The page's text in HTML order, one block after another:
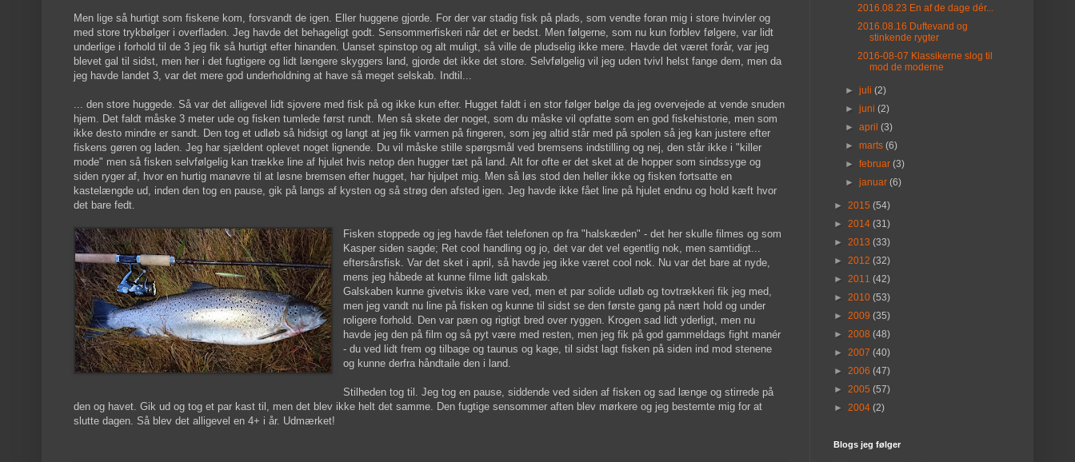
Men lige så hurtigt som fiskene kom, forsvandt de igen. Eller huggene gjorde. For der var stadig fisk på plads, som vendte foran mig i store hvirvler og
med store trykbølger i overfladen. Jeg havde det behageligt godt. Sensommerfiskeri når det er bedst. Men følgerne, som nu kun forblev følgere, var lidt
underlige i forhold til de 3 jeg fik så hurtigt efter hinanden. Uanset spinstop og alt muligt, så ville de pludselig ikke mere. Havde det været forår, var jeg
blevet gal til sidst, men her i det fugtigere og lidt længere skyggers land, gjorde det ikke det store. Selvfølgelig vil jeg uden tvivl helst fange dem, men da
jeg havde landet 3, var det mere god underholdning at have så meget selskab. Indtil...
... den store huggede. Så var det alligevel lidt sjovere med fisk på og ikke kun efter. Hugget faldt i en stor følger bølge da jeg overvejede at vende snuden
hjem. Det faldt måske 3 meter ude og fisken tumlede først rundt. Men så skete der noget, som du måske vil opfatte som en god fiskehistorie, men som
ikke desto mindre er sandt. Den tog et udløb så hidsigt og langt at jeg fik varmen på fingeren, som jeg altid står med på spolen så jeg kan justere efter
fiskens gøren og laden. Jeg har sjældent oplevet noget lignende. Du vil måske stille spørgsmål ved bremsens indstilling og nej, den står ikke i "killer
mode" men så fisken selvfølgelig kan trække line af hjulet hvis netop den hugger tæt på land. Alt for ofte er det sket at de hopper som sindssyge og
siden ryger af, hvor en hurtig manøvre til at løsne bremsen efter hugget, har hjulpet mig. Men så løs stod den heller ikke og fisken fortsatte en
kastelængde ud, inden den tog en pause, gik på langs af kysten og så strøg den afsted igen. Jeg havde ikke fået line på hjulet endnu og hold kæft hvor
det bare fedt.
Fisken stoppede og jeg havde fået telefonen op fra "halskæden" - det her skulle filmes og som
Kasper siden sagde; Ret cool handling og jo, det var det vel egentlig nok, men samtidigt...
eftersårsfisk. Var det sket i april, så havde jeg ikke været cool nok. Nu var det bare at nyde,
mens jeg håbede at kunne filme lidt galskab.
Galskaben kunne givetvis ikke vare ved, men et par solide udløb og tovtrækkeri fik jeg med,
men jeg vandt nu line på fisken og kunne til sidst se den første gang på nært hold og under
roligere forhold. Den var pæn og rigtigt bred over ryggen. Krogen sad lidt yderligt, men nu
havde jeg den på film og så pyt være med resten, men jeg fik på god gammeldags fight manér
- du ved lidt frem og tilbage og taunus og kage, til sidst lagt fisken på siden ind mod stenene
og kunne derfra håndtaile den i land.
Stilheden tog til. Jeg tog en pause, siddende ved siden af fisken og sad længe og stirrede på
den og havet. Gik ud og tog et par kast til, men det blev ikke helt det samme. Den fugtige sensommer aften blev mørkere og jeg bestemte mig for at
slutte dagen. Så blev det alligevel en 4+ i år. Udmærket!
2016.08.23 En af de dage dér...
2016.08.16 Duftevand og
stinkende rygter
2016-08-07 Klassikerne slog til
mod de moderne
►juli(2)
►juni(2)
►april(3)
►marts(6)
►februar(3)
►januar(6)
► 2015 (54)
► 2014 (31)
► 2013 (33)
► 2012 (32)
► 2011 (42)
► 2010 (53)
► 2009 (35)
► 2008 (48)
► 2007 (40)
► 2006 (47)
► 2005 (57)
► 2004 (2)
Blogs jeg følger